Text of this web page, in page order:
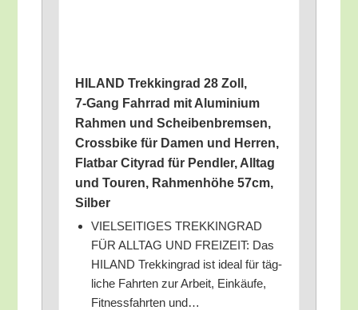
HILAND Trek­king­rad 28 Zoll,
7‑Gang Fahr­rad mit Alu­mi­ni­um
Rah­men und Schei­ben­brem­sen,
Cross­bike für Damen und Her­ren,
Flat­bar City­rad für Pend­ler, All­tag
und Tou­ren, Rah­men­hö­he 57cm,
Silber
VIELSEITIGES TREKKINGRAD
FÜR ALLTAG UND FREIZEIT: Das
HILAND Trek­king­rad ist ide­al für täg­
li­che Fahr­ten zur Arbeit, Ein­käu­fe,
Fit­ness­fahr­ten und…